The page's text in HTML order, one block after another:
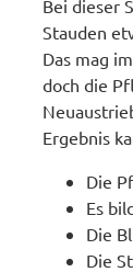
Bei dieser
Stauden
Das mag
doch die
Ergebnis
Die
Es
Die
Die